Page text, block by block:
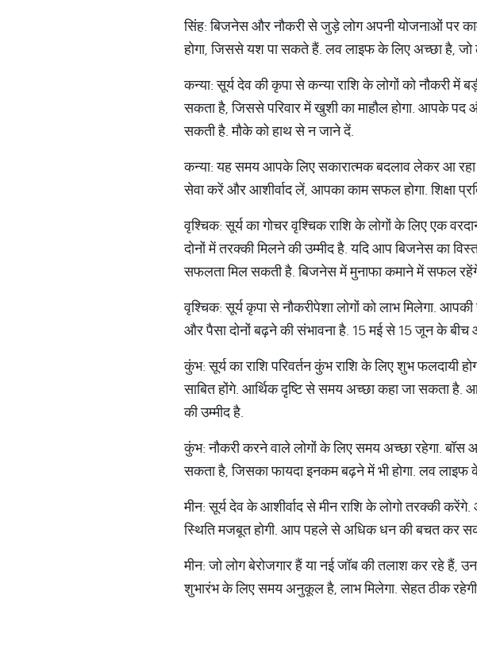
सिंह: बिजनेस और नौकरी से जुड़े लोग अपनी योजनाओं पर काम
होगा, जिससे यश पा सकते हैं. लव लाइफ के लिए अच्छा है, जो
कन्या: सूर्य देव की कृपा से कन्या राशि के लोगों को नौकरी
सकता है, जिससे परिवार में खुशी का माहौल होगा. आपके पद
सकती है. मौके को हाथ से न जाने दें.
कन्या: यह समय आपके लिए सकारात्मक बदलाव लेकर आ
सेवा करें और आशीर्वाद लें, आपका काम सफल होगा. शिक्षा
वृश्चिक: सूर्य का गोचर वृश्चिक राशि के लोगों के लिए एक
दोनों में तरक्की मिलने की उम्मीद है. यदि आप बिजनेस का
सफलता मिल सकती है. बिजनेस में मुनाफा कमाने में सफल
वृश्चिक: सूर्य कृपा से नौकरीपेशा लोगों को लाभ मिलेगा.
और पैसा दोनों बढ़ने की संभावना है. 15 मई से 15 जून के बीच
कुंभ: सूर्य का राशि परिवर्तन कुंभ राशि के लिए शुभ
साबित होंगे. आर्थिक दृष्टि से समय अच्छा कहा जा सकता है.
की उम्मीद है.
कुंभ: नौकरी करने वाले लोगों के लिए समय अच्छा रहेगा.
सकता है, जिसका फायदा इनकम बढ़ने में भी होगा. लव
मीन: सूर्य देव के आशीर्वाद से मीन राशि के लोगो तरक्की
स्थिति मजबूत होगी. आप पहले से अधिक धन की बचत कर
मीन: जो लोग बेरोजगार हैं या नई जॉब की तलाश कर रहे हैं,
शुभारंभ के लिए समय अनुकूल है, लाभ मिलेगा. सेहत ठीक रहेगी.